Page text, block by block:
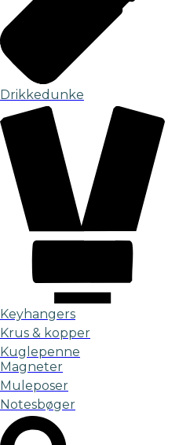
Drikkedunke
Keyhangers
Krus & kopper
Kuglepenne
Magneter
Muleposer
Notesbøger